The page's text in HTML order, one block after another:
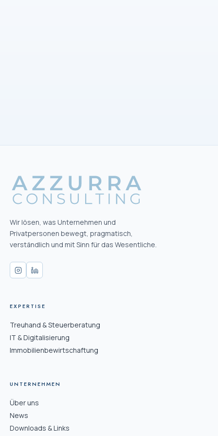
Wir lösen, was Unternehmen und
Privatpersonen bewegt, pragmatisch,
verständlich und mit Sinn für das Wesentliche.
EXPERTISE
Treuhand & Steuerberatung
IT & Digitalisierung
Immobilienbewirtschaftung
UNTERNEHMEN
Über uns
News
Downloads & Links